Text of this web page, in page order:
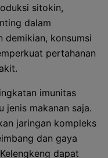
sitokin,
dalam
demikian, konsumsi
pertahanan
imunitas
jenis makanan saja.
jaringan kompleks
dan gaya
dapat